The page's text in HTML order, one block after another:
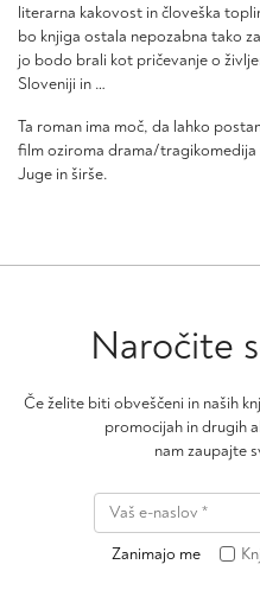
literarna kakovost in človeška
bo knjiga ostala nepozabna tako
jo bodo brali kot pričevanje o
Sloveniji in …
Ta roman ima moč, da lahko
film oziroma drama/tragikomedija
Juge in širše.
Naročite
Če želite biti obveščeni in naših
promocijah in drugih
nam zaupajte
Zanimajo me